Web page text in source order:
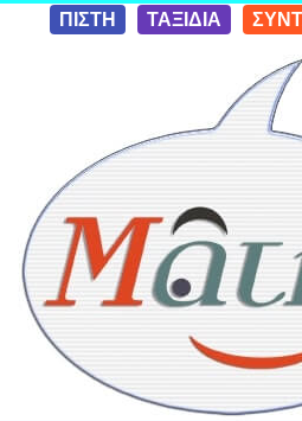
Skip to
conten
ΠΙΣΤΗ ΤΑΞΙΔΙΑ